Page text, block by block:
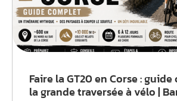
Faire la GT20 en Corse :
la grande traversée à vélo |